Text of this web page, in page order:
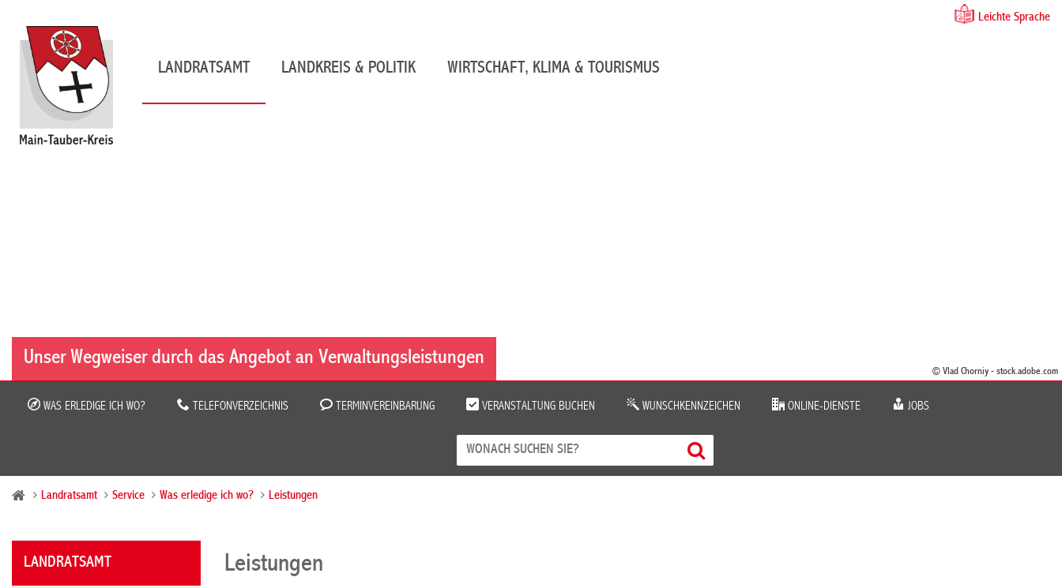
Leichte Sprache
LANDRATSAMT LANDKREIS & POLITIK WIRTSCHAFT, KLIMA & TOURISMUS
Unser Wegweiser durch das Angebot an Verwaltungsleistungen
© Vlad Chorniy - stock.adobe.com
WAS ERLEDIGE ICH WO? TELEFONVERZEICHNIS TERMINVEREINBARUNG VERANSTALTUNG BUCHEN WUNSCHKENNZEICHEN ONLINE-DIENSTE JOBS
Landratsamt Service Was erledige ich wo? Leistungen
LANDRATSAMT Leistungen